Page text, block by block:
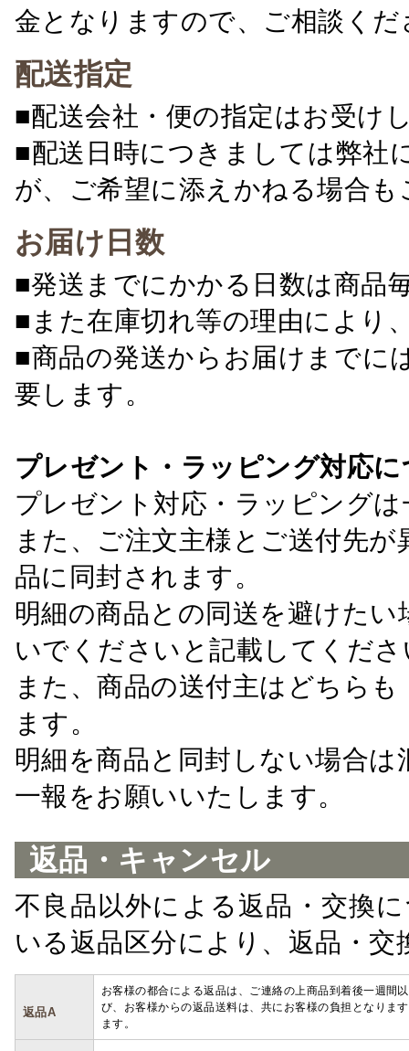
金となりますので、ご相談くだ
配送指定
■配送会社・便の指定はお受け
■配送日時につきましては弊社
が、ご希望に添えかねる場合
お届け日数
■発送までにかかる日数は商品
■また在庫切れ等の理由により
■商品の発送からお届けまでに
要します。
プレゼント・ラッピング対応
プレゼント対応・ラッピング
また、ご注文主様とご送付先
品に同封されます。
明細の商品との同送を避けた
いでくださいと記載してくださ
また、商品の送付主はどちら
ます。
明細を商品と同封しない場合
一報をお願いいたします。
返品・キャンセル
不良品以外による返品・交換
いる返品区分により、返品・
返品A
お客様の都合による返品は、ご連絡の上商品到着後一週間
び、お客様からの返品送料は、共にお客様の負担となりま
ます。